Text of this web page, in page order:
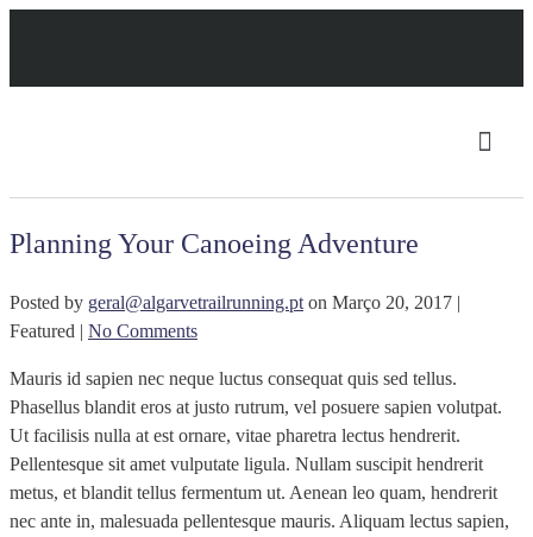
Planning Your Canoeing Adventure
Posted by geral@algarvetrailrunning.pt on Março 20, 2017 |
Featured | No Comments
Mauris id sapien nec neque luctus consequat quis sed tellus.
Phasellus blandit eros at justo rutrum, vel posuere sapien volutpat.
Ut facilisis nulla at est ornare, vitae pharetra lectus hendrerit.
Pellentesque sit amet vulputate ligula. Nullam suscipit hendrerit
metus, et blandit tellus fermentum ut. Aenean leo quam, hendrerit
nec ante in, malesuada pellentesque mauris. Aliquam lectus sapien,